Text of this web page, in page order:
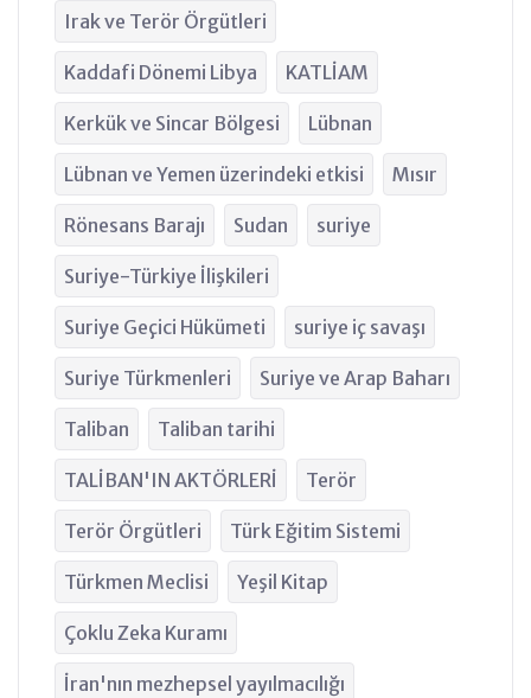
Irak ve Terör Örgütleri
Kaddafi Dönemi Libya KATLİAM
Kerkük ve Sincar Bölgesi Lübnan
Lübnan ve Yemen üzerindeki etkisi Mısır
Rönesans Barajı Sudan suriye
Suriye-Türkiye İlişkileri
Suriye Geçici Hükümeti suriye iç savaşı
Suriye Türkmenleri Suriye ve Arap Baharı
Taliban Taliban tarihi
TALİBAN'IN AKTÖRLERİ Terör
Terör Örgütleri Türk Eğitim Sistemi
Türkmen Meclisi Yeşil Kitap
Çoklu Zeka Kuramı
İran'nın mezhepsel yayılmacılığı